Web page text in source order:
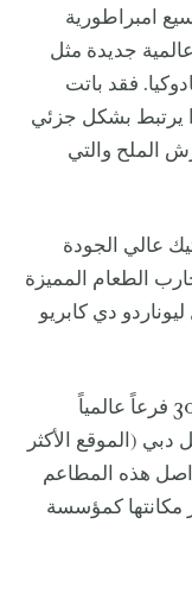
امبراطورية
2025 وجهات عالمية جديدة مثل
فقد باتت
يرتبط بشكل جزئي
الملح والتي
عالي الجودة
الطعام المميزة
دي كابريو
وتضم شبكة مطاعم الشيف نصرت نحو 30 فرعاً عالمياً
(الموقع الأكثر
هذه المطاعم
مكانتها كمؤسسة